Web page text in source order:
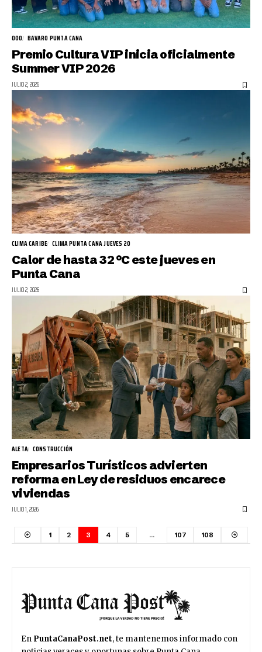
000 BAVARO PUNTA CANA
Premio Cultura VIP inicia oficialmente
Summer VIP 2026
JULIO 2, 2026
CLIMA CARIBE CLIMA PUNTA CANA JUEVES 20
Calor de hasta 32 °C este jueves en
Punta Cana
JULIO 2, 2026
ALETA CONSTRUCCIÓN
Empresarios Turísticos advierten
reforma en Ley de residuos encarece
viviendas
JULIO 1, 2026
1 2 3 4 5 … 107 108
En PuntaCanaPost.net, te mantenemos informado con